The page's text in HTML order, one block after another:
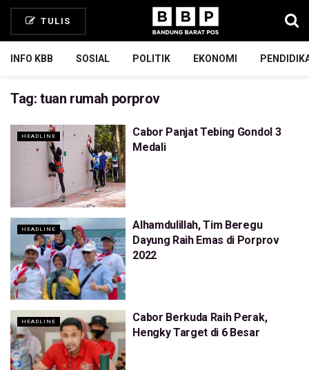
TULIS
INFO KBB SOSIAL POLITIK EKONOMI
Tag: tuan rumah porprov
HEADLINE
Cabor Panjat Tebing Gondol 3
Medali
HEADLINE
Alhamdulillah, Tim Beregu
Dayung Raih Emas di Porprov
2022
HEADLINE
Cabor Berkuda Raih Perak,
Hengky Target di 6 Besar